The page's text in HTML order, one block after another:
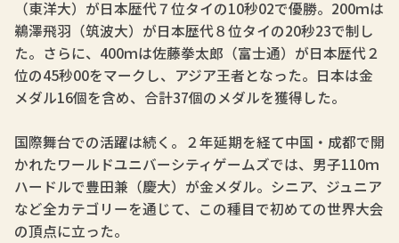
（東洋大）が日本歴代７位タイの10秒02で優勝。200ｍは
鵜澤飛羽（筑波大）が日本歴代８位タイの20秒23で制し
た。さらに、400ｍは佐藤拳太郎（富士通）が日本歴代２
位の45秒00をマークし、アジア王者となった。日本は金
メダル16個を含め、合計37個のメダルを獲得した。
国際舞台での活躍は続く。２年延期を経て中国・成都で開
かれたワールドユニバーシティゲームズでは、男子110ｍ
ハードルで豊田兼（慶大）が金メダル。シニア、ジュニア
など全カテゴリーを通じて、この種目で初めての世界大会
の頂点に立った。